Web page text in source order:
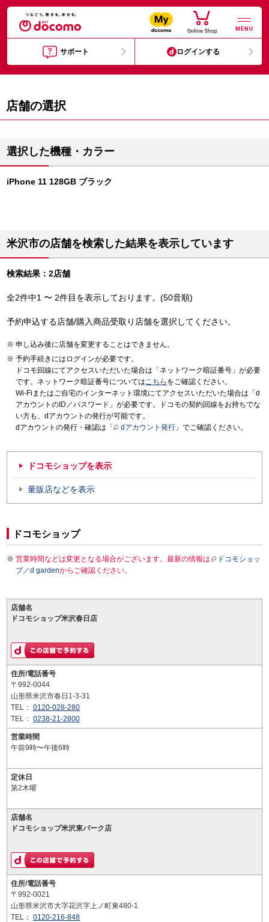
MENU
サポート ログインする
店舗の選択
選択した機種・カラー
iPhone 11 128GB ブラック
米沢市の店舗を検索した結果を表示しています
検索結果：2店舗
全2件中1 〜 2件目を表示しております。(50音順)
予約申込する店舗/購入商品受取り店舗を選択してください。
申し込み後に店舗を変更することはできません。
予約手続きにはログインが必要です。
ドコモ回線にてアクセスいただいた場合は「ネットワーク暗証番号」が必要
です。ネットワーク暗証番号についてはこちら をご確認ください。
Wi-Fiまたはご自宅のインターネット環境にてアクセスいただいた場合は「d
アカウントのID／パスワード」が必要です。ドコモの契約回線をお持ちでな
い方も、dアカウントの発行が可能です。
dアカウントの発行・確認は「
dアカウント発行 」でご確認ください。
ドコモショップを表示
量販店などを表示
ドコモショップ
営業時間などは変更となる場合がございます。最新の情報は
ドコモショッ
プ／d gardenからご確認ください。
店舗名
ドコモショップ米沢春日店
住所/電話番号
〒992-0044
山形県米沢市春日1-3-31
TEL： 0120-028-280
TEL： 0238-21-2800
営業時間
午前9時〜午後6時
定休日
第2木曜
店舗名
ドコモショップ米沢東パーク店
住所/電話番号
〒992-0021
山形県米沢市大字花沢字上ノ町東480-1
TEL： 0120-216-848